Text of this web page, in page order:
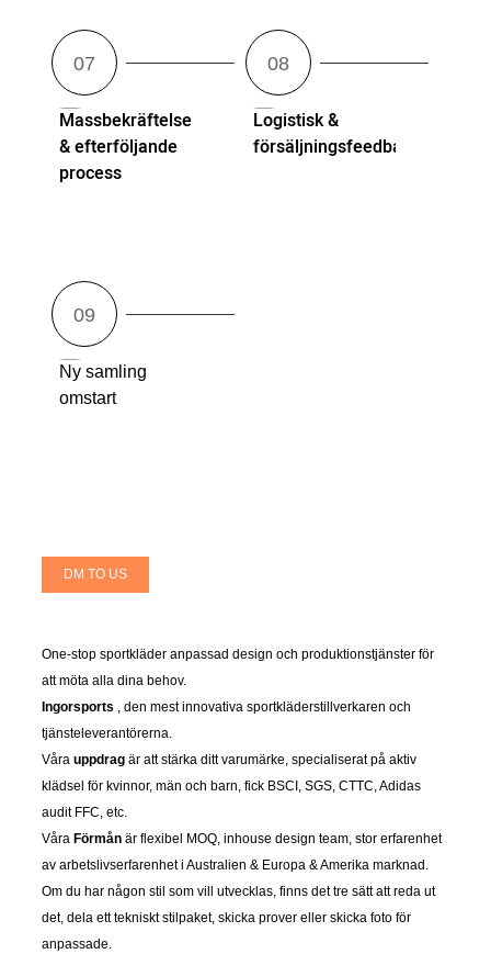
Massbekräftelse
& efterföljande
process
Logistisk &
försäljningsfeedback
Ny samling
omstart
DM TO US
One-stop sportkläder anpassad design och produktionstjänster för
att möta alla dina behov.
Ingorsports , den mest innovativa sportkläderstillverkaren och
tjänsteleverantörerna.
Vårauppdragär att stärka ditt varumärke, specialiserat på aktiv
klädsel för kvinnor, män och barn, fick BSCI, SGS, CTTC, Adidas
audit FFC, etc.
Våra Förmånär flexibel MOQ, inhouse design team, stor erfarenhet
av arbetslivserfarenhet i Australien & Europa & Amerika marknad.
Om du har någon stil som vill utvecklas, finns det tre sätt att reda ut
det, dela ett tekniskt stilpaket, skicka prover eller skicka foto för
anpassade.